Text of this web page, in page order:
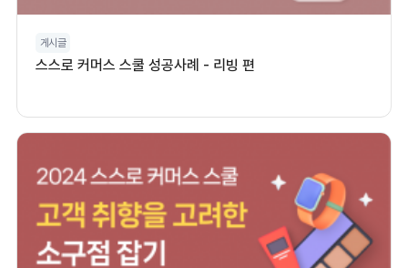
게시글
스스로 커머스 스쿨 성공사례 - 리빙 편